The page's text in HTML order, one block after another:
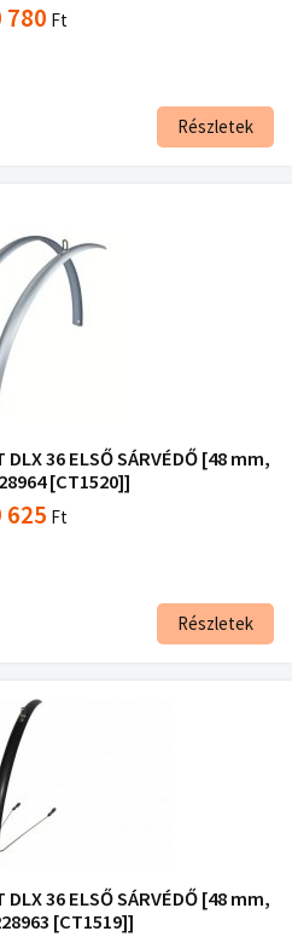
780 Ft
Részletek
36 ELSŐ SÁRVÉDŐ [48 mm,
[CT1520]]
625 Ft
Részletek
36 ELSŐ SÁRVÉDŐ [48 mm,
[CT1519]]